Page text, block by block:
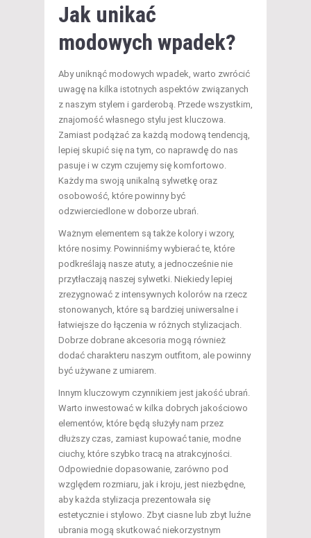
Jak unikać
modowych wpadek?
Aby uniknąć modowych wpadek, warto zwrócić
uwagę na kilka istotnych aspektów związanych
z naszym stylem i garderobą. Przede wszystkim,
znajomość własnego stylu jest kluczowa.
Zamiast podążać za każdą modową tendencją,
lepiej skupić się na tym, co naprawdę do nas
pasuje i w czym czujemy się komfortowo.
Każdy ma swoją unikalną sylwetkę oraz
osobowość, które powinny być
odzwierciedlone w doborze ubrań.
Ważnym elementem są także kolory i wzory,
które nosimy. Powinniśmy wybierać te, które
podkreślają nasze atuty, a jednocześnie nie
przytłaczają naszej sylwetki. Niekiedy lepiej
zrezygnować z intensywnych kolorów na rzecz
stonowanych, które są bardziej uniwersalne i
łatwiejsze do łączenia w różnych stylizacjach.
Dobrze dobrane akcesoria mogą również
dodać charakteru naszym outfitom, ale powinny
być używane z umiarem.
Innym kluczowym czynnikiem jest jakość ubrań.
Warto inwestować w kilka dobrych jakościowo
elementów, które będą służyły nam przez
dłuższy czas, zamiast kupować tanie, modne
ciuchy, które szybko tracą na atrakcyjności.
Odpowiednie dopasowanie, zarówno pod
względem rozmiaru, jak i kroju, jest niezbędne,
aby każda stylizacja prezentowała się
estetycznie i stylowo. Zbyt ciasne lub zbyt luźne
ubrania mogą skutkować niekorzystnym